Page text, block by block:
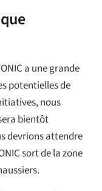
a une grande
potentielles de
nous
bientôt
devrions attendre
sort de la zone